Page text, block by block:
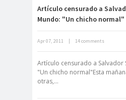
Neuromarketing:
Artículo censurado a
Mundo: "Un chicho normal"
Apr 07, 2011 14 comments
Artículo censurado a Salvador
"Un chicho normal"Esta
otras,...